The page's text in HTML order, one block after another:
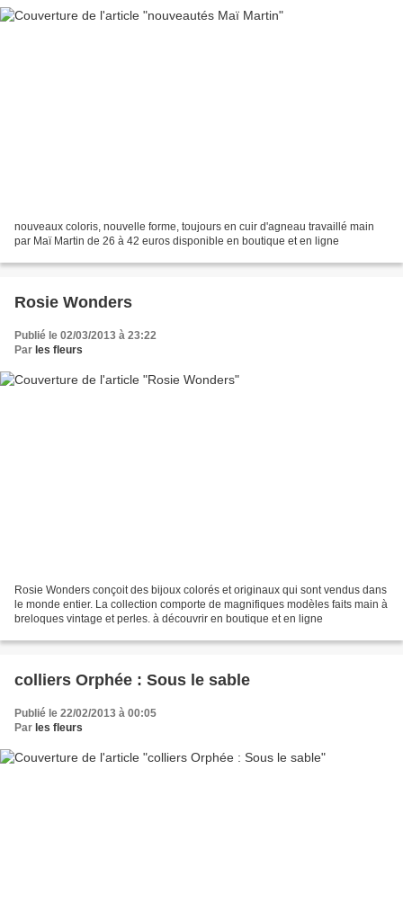
nouveaux coloris, nouvelle forme, toujours en cuir d'agneau travaillé main
par Maï Martin de 26 à 42 euros disponible en boutique et en ligne
Rosie Wonders
Publié le 02/03/2013 à 23:22
Par les fleurs
Rosie Wonders conçoit des bijoux colorés et originaux qui sont vendus dans
le monde entier. La collection comporte de magnifiques modèles faits main à
breloques vintage et perles. à découvrir en boutique et en ligne
colliers Orphée : Sous le sable
Publié le 22/02/2013 à 00:05
Par les fleurs